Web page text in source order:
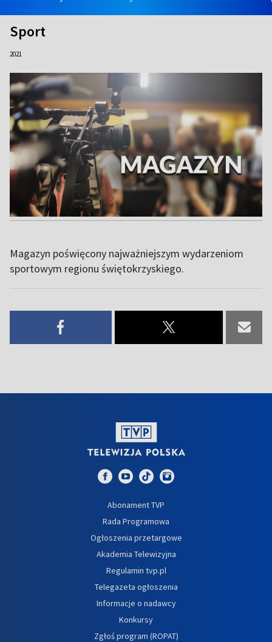
Sport
2021
Magazyn poświęcony najważniejszym wydarzeniom
sportowym regionu świętokrzyskiego.
Abonament TVP
Rada Programowa
Ogłoszenia przetargowe
Akademia Telewizyjna
Regulamin tvp.pl
Telegazeta ogłoszenia
Informacje o nadawcy
Konkursy
Zgłoś program (ROPAT)